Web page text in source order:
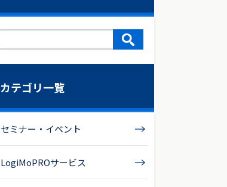
カテゴリ一覧
セミナー・イベント
LogiMoPROサービス